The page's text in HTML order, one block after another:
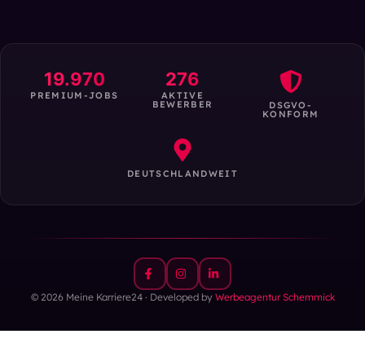
19.970
PREMIUM-JOBS
276
AKTIVE
BEWERBER DSGVO-
KONFORM
DEUTSCHLANDWEIT
© 2026 Meine Karriere24 · Developed by Werbeagentur Schemmick